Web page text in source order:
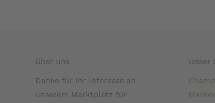
Über uns
Danke für Ihr Interesse an
unserem Marktplatz für
Unser